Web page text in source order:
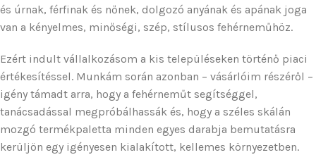
és úrnak, férfinak és nőnek, dolgozó anyának és apának joga
van a kényelmes, minőségi, szép, stílusos fehérneműhöz.
Ezért indult vállalkozásom a kis településeken történő piaci
értékesítéssel. Munkám során azonban – vásárlóim részéről –
igény támadt arra, hogy a fehérneműt segítséggel,
tanácsadással megpróbálhassák és, hogy a széles skálán
mozgó termékpaletta minden egyes darabja bemutatásra
kerüljön egy igényesen kialakított, kellemes környezetben.